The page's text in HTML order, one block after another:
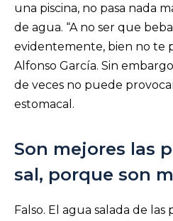
una piscina, no pasa nada
de agua. “A no ser que
evidentemente, bien no te
Alfonso García. Sin
de veces no puede
estomacal.
Son mejores las
sal, porque son
Falso. El agua salada de las